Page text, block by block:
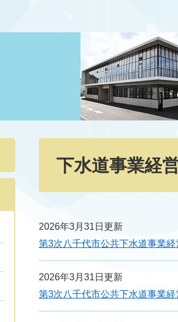
下水道事業経
2026年3月31日更新
第3次八千代市公共下水道事業
2026年3月31日更新
第3次八千代市公共下水道事業経